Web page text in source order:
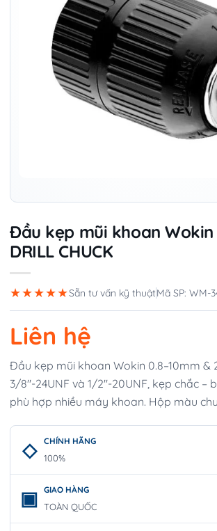
Đầu kẹp mũi khoan Wokin
DRILL CHUCK
★★★★★Sẵn tư vấn kỹ thuậtMã SP: WM-
Liên hệ
Đầu kẹp mũi khoan Wokin 0.8–10mm &
3/8″-24UNF và 1/2″-20UNF, kẹp chắc –
phù hợp nhiều máy khoan. Hộp màu
CHÍNH HÃNG
100%
GIAO HÀNG
TOÀN QUỐC